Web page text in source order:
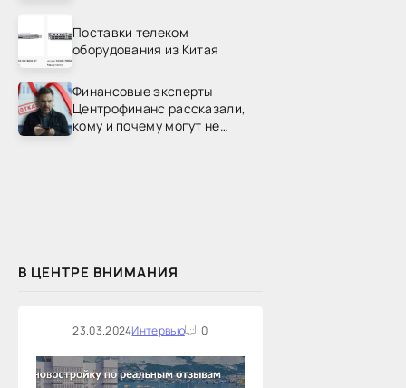
Поставки телеком
оборудования из Китая
Финансовые эксперты
Центрофинанс рассказали,
кому и почему могут не
В ЦЕНТРЕ ВНИМАНИЯ
23.03.2024Интервью 0